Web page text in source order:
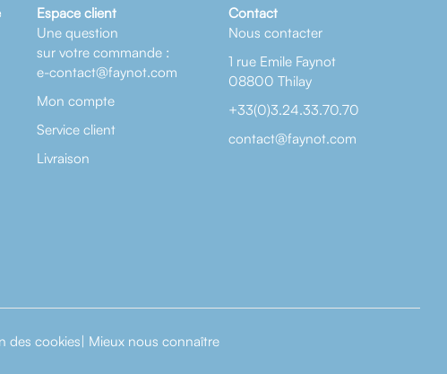
Espace client
Une question
sur votre commande :
e-contact@faynot.com
Mon compte
Service client
Livraison
Contact
Nous contacter
1 rue Emile Faynot
08800 Thilay
+33(0)3.24.33.70.70
contact@faynot.com
des cookies| Mieux nous connaître